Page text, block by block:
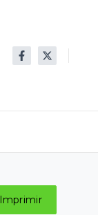
Imprimir